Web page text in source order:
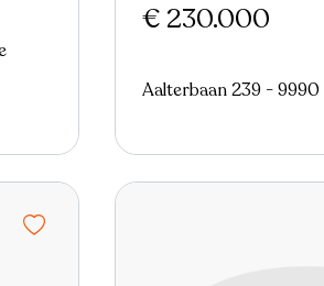
€ 230.000
Aalterbaan 239 - 9990